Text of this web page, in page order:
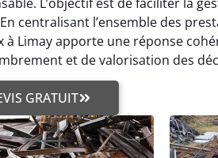
centralisant l’ensemble des
à Limay apporte une réponse
et de valorisation des
GRATUIT